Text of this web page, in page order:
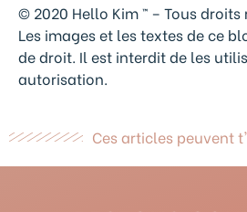
© 2020 Hello Kim ™ – Tous droits
Les images et les textes de ce
de droit. Il est interdit de les
autorisation.
Ces articles peuvent